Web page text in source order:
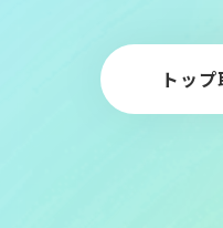
トップ